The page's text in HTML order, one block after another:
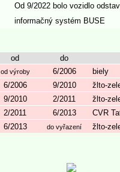
Od 9/2022 bolo vozidlo
informačný systém BUSE
od
do
od výroby 6/2006
biely
6/2006
9/2010
žlto-
9/2010
2/2011
žlto-
2/2011
6/2013
CVR
6/2013
do vyřazení žlto-